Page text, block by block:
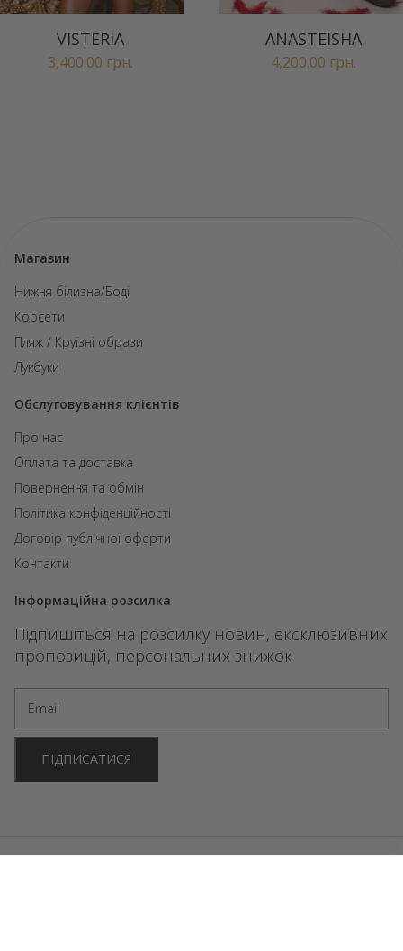
VISTERIA
3,400.00 грн.
ANASTEISHA
4,200.00 грн.
Магазин
Нижня білизна/Боді
Корсети
Пляж / Круїзні образи
Лукбуки
Обслуговування клієнтів
Про нас
Оплата та доставка
Повернення та обмін
Політика конфіденційності
Договір публічної оферти
Контакти
Інформаційна розсилка
Підпишіться на розсилку новин, ексклюзивних
пропозицій, персональних знижок
ПІДПИСАТИСЯ